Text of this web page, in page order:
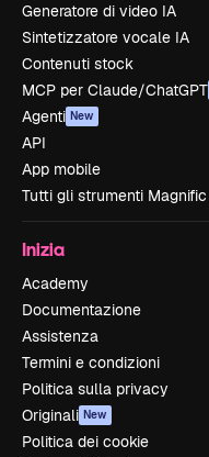
Generatore di video IA
Sintetizzatore vocale IA
Contenuti stock
MCP per Claude/ChatGPT
Agenti New
API
App mobile
Tutti gli strumenti Magnific
Inizia
Academy
Documentazione
Assistenza
Termini e condizioni
Politica sulla privacy
Originali New
Politica dei cookie